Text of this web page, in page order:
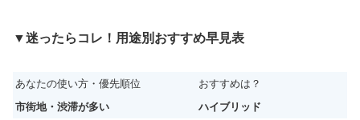
▼迷ったらコレ！用途別おすすめ早見表
あなたの使い方・優先順位
おすすめは？
市街地・渋滞が多い
ハイブリッド